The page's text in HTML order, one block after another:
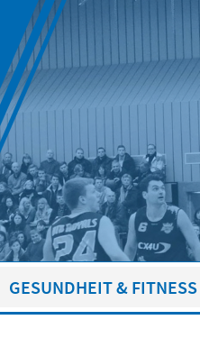
GESUNDHEIT & FITNESS